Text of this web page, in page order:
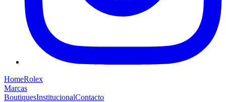
HomeRolex
Marcas
BoutiquesInstitucionalContacto